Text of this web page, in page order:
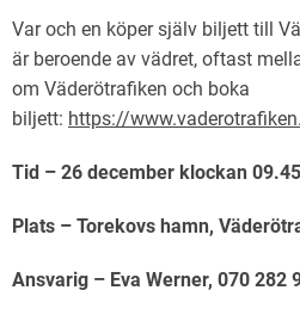
Var och en köper själv biljett till
är beroende av vädret, oftast
om Väderötrafiken och boka
biljett: https://
Tid – 26 december klockan
Plats – Torekovs hamn,
Ansvarig – Eva Werner, 070 282